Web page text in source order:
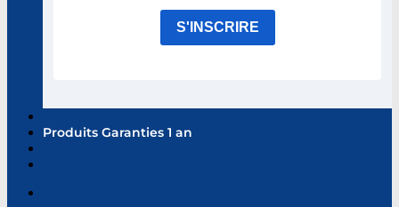
S'INSCRIRE
Produits Garanties 1 an